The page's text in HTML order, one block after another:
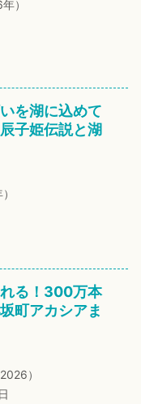
）
を湖に込めて
子姫伝説と湖
る！300万本
町アカシアま
）